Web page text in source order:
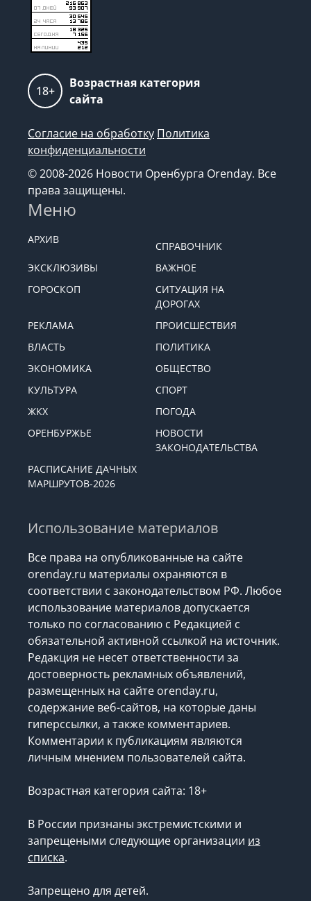
18+
Возрастная категория
сайта
Согласие на обработку Политика
конфиденциальности
© 2008-2026 Новости Оренбурга Orenday. Все
права защищены.
Меню
АРХИВ
СПРАВОЧНИК
ЭКСКЛЮЗИВЫ
ВАЖНОЕ
ГОРОСКОП
СИТУАЦИЯ НА
ДОРОГАХ
РЕКЛАМА
ПРОИСШЕСТВИЯ
ВЛАСТЬ
ПОЛИТИКА
ЭКОНОМИКА
ОБЩЕСТВО
КУЛЬТУРА
СПОРТ
ЖКХ
ПОГОДА
ОРЕНБУРЖЬЕ
НОВОСТИ
ЗАКОНОДАТЕЛЬСТВА
РАСПИСАНИЕ ДАЧНЫХ
МАРШРУТОВ-2026
Использование материалов
Все права на опубликованные на сайте
orenday.ru материалы охраняются в
соответствии с законодательством РФ. Любое
использование материалов допускается
только по согласованию с Редакцией с
обязательной активной ссылкой на источник.
Редакция не несет ответственности за
достоверность рекламных объявлений,
размещенных на сайте orenday.ru,
содержание веб-сайтов, на которые даны
гиперссылки, а также комментариев.
Комментарии к публикациям являются
личным мнением пользователей сайта.
Возрастная категория сайта: 18+
В России признаны экстремистскими и
запрещеными следующие организации из
списка.
Запрещено для детей.